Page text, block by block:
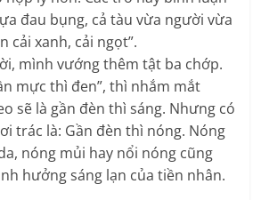
đau bụng, cả tàu vừa người vừa
cải xanh, cải ngọt”.
mình vướng thêm tật ba chớp.
mực thì đen”, thì nhắm mắt
sẽ là gần đèn thì sáng. Nhưng có
trác là: Gần đèn thì nóng. Nóng
nóng mủi hay nổi nóng cũng
hưởng sáng lạn của tiền nhân.